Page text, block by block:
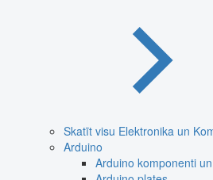
Skatīt visu Elektronika un
Arduino
Arduino komponenti